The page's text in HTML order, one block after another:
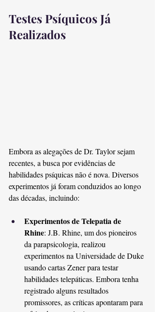
Testes Psíquicos Já
Realizados
Embora as alegações de Dr. Taylor sejam
recentes, a busca por evidências de
habilidades psíquicas não é nova. Diversos
experimentos já foram conduzidos ao longo
das décadas, incluindo:
Experimentos de Telepatia de
Rhine: J.B. Rhine, um dos pioneiros
da parapsicologia, realizou
experimentos na Universidade de Duke
usando cartas Zener para testar
habilidades telepáticas. Embora tenha
registrado alguns resultados
promissores, as críticas apontaram para